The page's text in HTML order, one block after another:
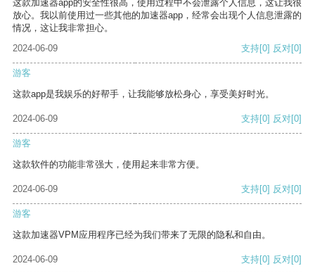
这款加速器app的安全性很高，使用过程中不会泄露个人信息，这让我很
放心。我以前使用过一些其他的加速器app，经常会出现个人信息泄露的
情况，这让我非常担心。
2024-06-09
支持[0] 反对[0]
游客
这款app是我娱乐的好帮手，让我能够放松身心，享受美好时光。
2024-06-09 支持[0] 反对[0]
游客
这款软件的功能非常强大，使用起来非常方便。
2024-06-09 支持[0] 反对[0]
游客
这款加速器VPM应用程序已经为我们带来了无限的隐私和自由。
2024-06-09 支持[0] 反对[0]